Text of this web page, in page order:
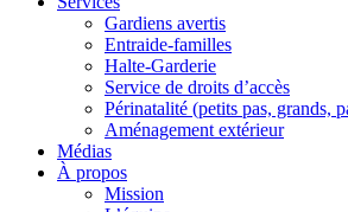
Gardiens avertis
Entraide-familles
Halte-Garderie
Service de droits d’accès
Périnatalité (petits pas, grands,
Aménagement extérieur
Médias
À propos
Mission